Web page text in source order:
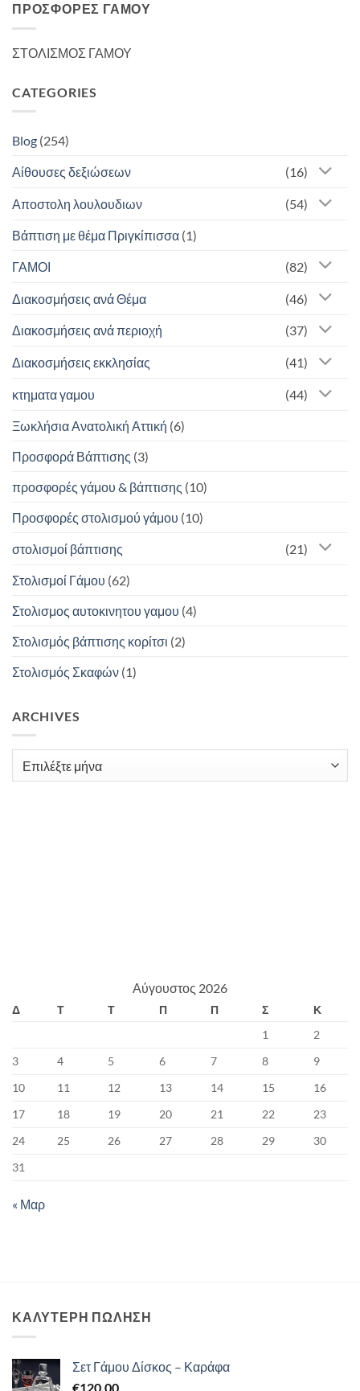
ΠΡΟΣΦΟΡΈΣ ΓΆΜΟΥ
ΣΤΟΛΙΣΜΟΣ ΓΑΜΟΥ
CATEGORIES
Blog (254)
Αίθουσες δεξιώσεων (16)
Αποστολη λουλουδιων (54)
Βάπτιση με θέμα Πριγκίπισσα (1)
ΓΑΜΟΙ (82)
Διακοσμήσεις ανά Θέμα (46)
Διακοσμήσεις ανά περιοχή (37)
Διακοσμήσεις εκκλησίας (41)
κτηματα γαμου (44)
Ξωκλήσια Ανατολική Αττική (6)
Προσφορά Βάπτισης (3)
προσφορές γάμου & βάπτισης (10)
Προσφορές στολισμού γάμου (10)
στολισμοί βάπτισης (21)
Στολισμοί Γάμου (62)
Στολισμος αυτοκινητου γαμου (4)
Στολισμός βάπτισης κορίτσι (2)
Στολισμός Σκαφών (1)
ARCHIVES
Archives
Αύγουστος 2026
Δ Τ Τ Π Π Σ
Κ
1
2
3
4 5 6 7 8
9
10
11 12 13 14 15
16
17
18 19 20 21 22
23
24
25 26 27 28 29
30
31
« Μαρ
ΚΑΛΥΤΕΡΗ ΠΩΛΗΣΗ
Σετ Γάμου Δίσκος – Καράφα
€120.00